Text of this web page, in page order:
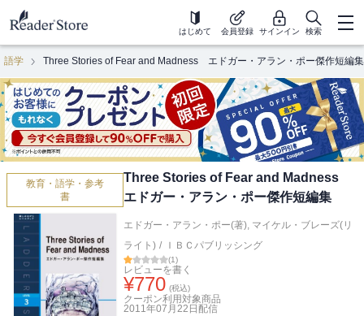
はじめて 会員登録 サインイン 検索
語学 Three Stories of Fear and Madness エドガー・アラン・ポー傑作短編集
教育・語学・参考
書
Three Stories of Fear and Madness
エドガー・アラン・ポー傑作短編集
エドガー・アラン・ポー(著), マイケル・ブレーズ(リ
ライト) / ＩＢＣパブリッシング
(1)
レビューを書く
¥770 (税込)
クーポン利用対象商品
2011年07月22日 配信